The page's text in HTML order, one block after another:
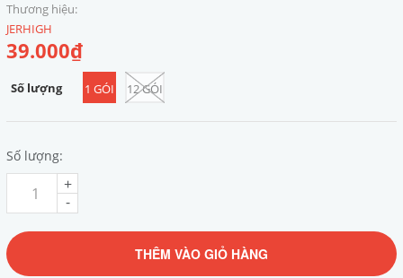
Thương hiệu:
JERHIGH
39.000₫
Số lượng 1 GÓI 12 GÓI
Số lượng:
-
+
THÊM VÀO GIỎ HÀNG